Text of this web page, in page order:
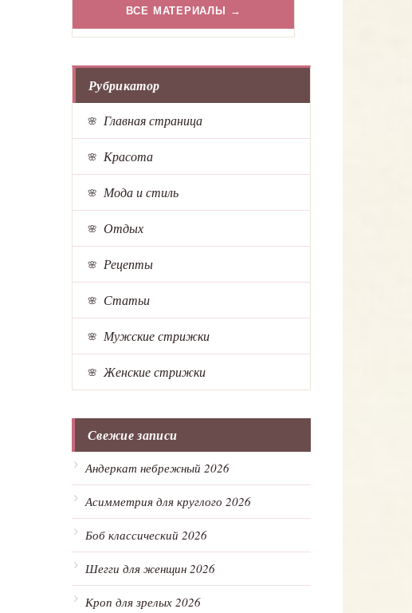
ВСЕ МАТЕРИАЛЫ →
Рубрикатор
Главная страница
Красота
Мода и стиль
Отдых
Рецепты
Статьи
Мужские стрижки
Женские стрижки
Свежие записи
Андеркат небрежный 2026
Асимметрия для круглого 2026
Боб классический 2026
Шегги для женщин 2026
Кроп для зрелых 2026